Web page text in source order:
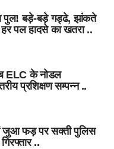
पुल! बड़े-बड़े गड्ढे, झांकते
पल हादसे का खतरा ..
ELC के नोडल
प्रशिक्षण सम्पन्न ..
जुआ फड़ पर सक्ती पुलिस
..